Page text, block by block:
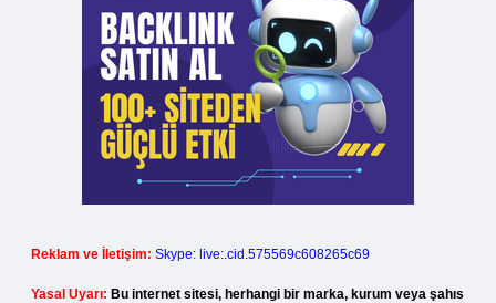
Reklam ve İletişim: Skype: live:.cid.575569c608265c69
Yasal Uyarı: Bu internet sitesi, herhangi bir marka, kurum veya şahıs